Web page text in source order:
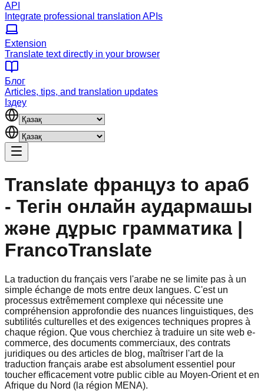
API
Integrate professional translation APIs
Extension
Translate text directly in your browser
Блог
Articles, tips, and translation updates
Іздеу
Translate француз to араб
- Тегін онлайн аудармашы
және дұрыс грамматика |
FrancoTranslate
La traduction du français vers l'arabe ne se limite pas à un
simple échange de mots entre deux langues. C'est un
processus extrêmement complexe qui nécessite une
compréhension approfondie des nuances linguistiques, des
subtilités culturelles et des exigences techniques propres à
chaque région. Que vous cherchiez à traduire un site web e-
commerce, des documents commerciaux, des contrats
juridiques ou des articles de blog, maîtriser l'art de la
traduction français arabe est absolument essentiel pour
toucher efficacement votre public cible au Moyen-Orient et en
Afrique du Nord (la région MENA).